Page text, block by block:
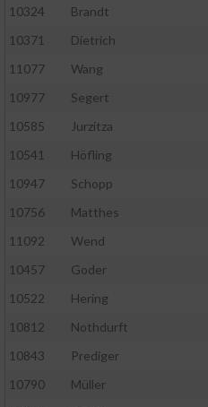
10324
Brandt
10371
Dietrich
11077
Wang
10977
Segert
10585
Jurzitza
10541
Höfling
10947
Schopp
10756
Matthes
11092
Wend
10457
Goder
10522
Hering
10812
Nothdurft
10843
Prediger
10790
Müller